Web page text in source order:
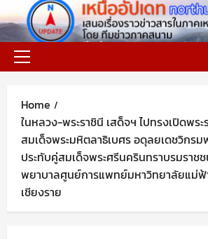
to
content
Primary
Home
ในหลวง-พระราชินี เสด็จฯ ไปทรงเปิดพระ
สมเด็จพระมหิตลาธิเบศร อดุลยเดชวิกรม
ประทับคู่สมเด็จพระศรีนครินทราบรมราช
พยาบาลศูนย์การแพทย์มหาวิทยาลัยแม่
เชียงราย